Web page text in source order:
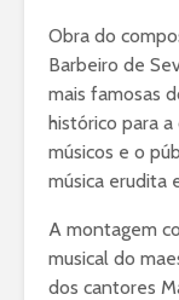
Obra do
Barbeiro de
mais famosas
histórico para
músicos e o
música erudita
A montagem
musical do
dos cantores